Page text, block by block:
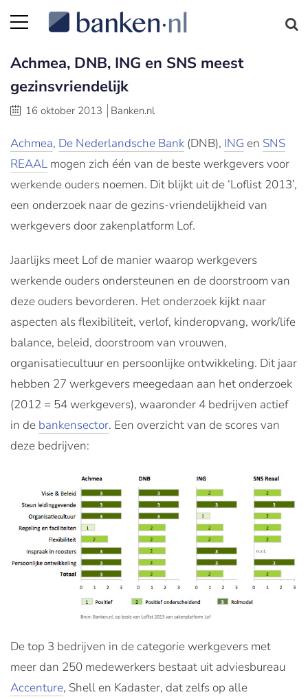
Achmea, DNB, ING en SNS meest
gezinsvriendelijk
16 oktober 2013 Banken.nl
Achmea, De Nederlandsche Bank (DNB), ING en SNS
REAAL mogen zich één van de beste werkgevers voor
werkende ouders noemen. Dit blijkt uit de ‘Loflist 2013’,
een onderzoek naar de gezins-vriendelijkheid van
werkgevers door zakenplatform Lof.
Jaarlijks meet Lof de manier waarop werkgevers
werkende ouders ondersteunen en de doorstroom van
deze ouders bevorderen. Het onderzoek kijkt naar
aspecten als flexibiliteit, verlof, kinderopvang, work/life
balance, beleid, doorstroom van vrouwen,
organisatiecultuur en persoonlijke ontwikkeling. Dit jaar
hebben 27 werkgevers meegedaan aan het onderzoek
(2012 = 54 werkgevers), waaronder 4 bedrijven actief
in de bankensector. Een overzicht van de scores van
deze bedrijven:
De top 3 bedrijven in de categorie werkgevers met
meer dan 250 medewerkers bestaat uit adviesbureau
Accenture, Shell en Kadaster, dat zelfs op alle